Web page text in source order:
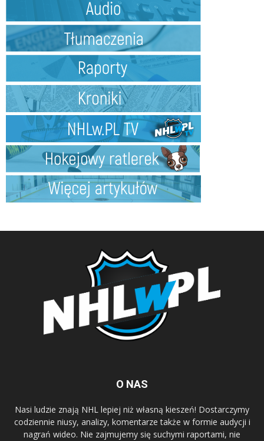
O NAS
Nasi ludzie znają NHL lepiej niż własną kieszeń! Dostarczymy
codziennie niusy, analizy, komentarze także w formie audycji i
nagrań wideo. Nie zajmujemy się suchymi raportami, nie